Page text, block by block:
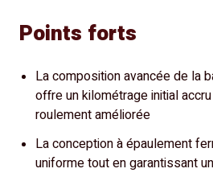
Points forts
La composition avancée de la
offre un kilométrage initial
roulement améliorée
La conception à épaulement
uniforme tout en garantissant